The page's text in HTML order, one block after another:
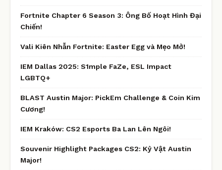
Fortnite Chapter 6 Season 3: Ông Bố Hoạt Hình Đại
Chiến!
Vali Kiên Nhẫn Fortnite: Easter Egg và Mẹo Mở!
IEM Dallas 2025: S1mple FaZe, ESL Impact
LGBTQ+
BLAST Austin Major: PickEm Challenge & Coin Kim
Cương!
IEM Kraków: CS2 Esports Ba Lan Lên Ngôi!
Souvenir Highlight Packages CS2: Kỷ Vật Austin
Major!